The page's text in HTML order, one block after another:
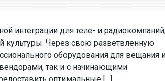
интеграции для теле- и
культуры. Через свою разветвленную
оборудования для вещания
так и с начинающими